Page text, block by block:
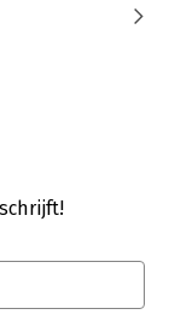
Saphire maar
een eed
Katrina
Kan deze eens